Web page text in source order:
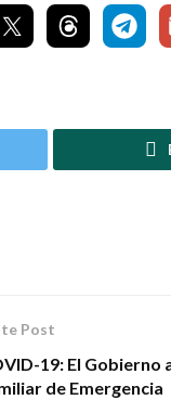
Post
19: El Gobierno
de Emergencia